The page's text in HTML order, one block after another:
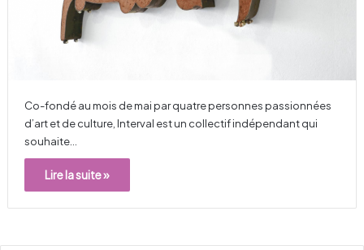
Co-fondé au mois de mai par quatre personnes passionnées
d’art et de culture, Interval est un collectif indépendant qui
souhaite…
Lire la suite »